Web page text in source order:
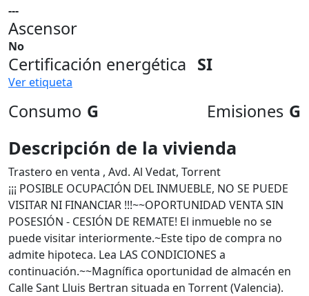
---
Ascensor
No
Certificación energética SI
Ver etiqueta
Consumo G Emisiones G
Descripción de la vivienda
Trastero en venta , Avd. Al Vedat, Torrent
¡¡¡ POSIBLE OCUPACIÓN DEL INMUEBLE, NO SE PUEDE
VISITAR NI FINANCIAR !!!~~OPORTUNIDAD VENTA SIN
POSESIÓN - CESIÓN DE REMATE! El inmueble no se
puede visitar interiormente.~Este tipo de compra no
admite hipoteca. Lea LAS CONDICIONES a
continuación.~~Magnífica oportunidad de almacén en
Calle Sant Lluis Bertran situada en Torrent (Valencia).